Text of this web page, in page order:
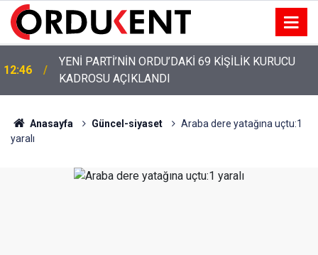
12:46
YENİ PARTİ’NİN ORDU’DAKİ 69 KİŞİLİK KURUCU
KADROSU AÇIKLANDI
12:22
YENİ PARTİ ALTINORDU’DA KURUCU YÖNETİMİNİ
AÇIKLADI
Anasayfa Güncel-siyaset
Araba dere yatağına uçtu:1
yaralı